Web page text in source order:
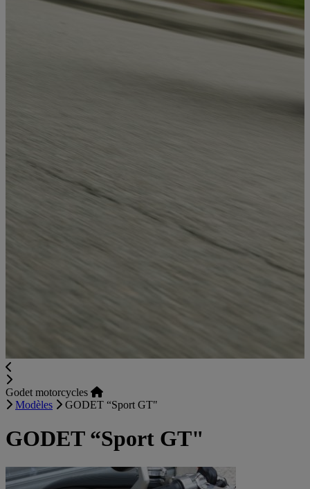
Godet motorcycles
Modèles
GODET “Sport GT"
GODET “Sport GT"